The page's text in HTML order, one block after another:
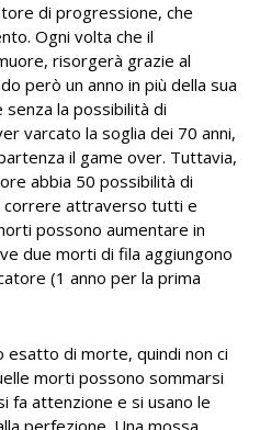
di progressione, che
Ogni volta che il
risorgerà grazie al
però un anno in più della sua
senza la possibilità di
varcato la soglia dei 70 anni,
il game over. Tuttavia,
abbia 50 possibilità di
correre attraverso tutti e
possono aumentare in
due morti di fila aggiungono
(1 anno per la prima
di morte, quindi non ci
morti possono sommarsi
fa attenzione e si usano le